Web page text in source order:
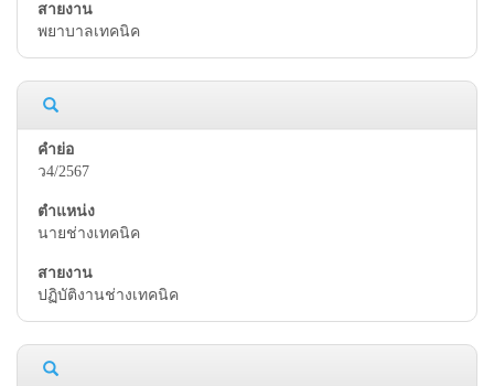
พยาบาลเทคนิค
ว4/2567
นายช่างเทคนิค
ปฏิบัติงานช่างเทคนิค